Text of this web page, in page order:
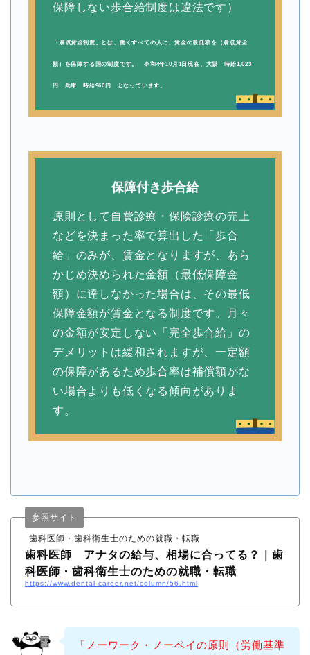
保障しない歩合給制度は違法です）
「最低賃金制度」とは、働くすべての人に、賃金の最低額を（ 最低賃金
額）を保障する国の制度です。 令和4年10月1日現在、大阪 時給1,023
円 兵庫 時給960円 となっています。
保障付き歩合給
原則として自費診療・保険診療の売上
などを決まった率で算出した「歩合
給」のみが、賃金となりますが、あら
かじめ決められた金額（最低保障金
額）に達しなかった場合は、その最低
保障金額が賃金となる制度です。月々
の金額が安定しない「完全歩合給」の
デメリットは緩和されますが、一定額
の保障があるため歩合率は補償額がな
い場合よりも低くなる傾向がありま
す。
歯科医師・歯科衛生士のための就職・転職
参照サイト
歯科医師 アナタの給与、相場に合ってる？｜歯
科医師・歯科衛生士のための就職・転職
https://www.dental-career.net/column/56.html
「ノーワーク・ノーペイの原則（労働基準